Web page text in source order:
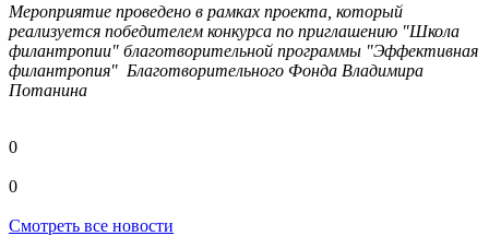
Мероприятие проведено в рамках проекта, который
реализуется победителем конкурса по приглашению "Школа
филантропии" благотворительной программы "Эффективная
филантропия" Благотворительного Фонда Владимира
Потанина
0
0
Смотреть все новости